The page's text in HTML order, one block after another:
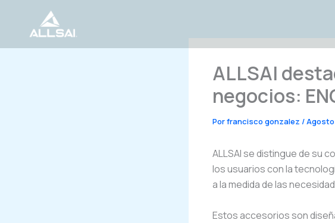
contenido
ALLSAI
negocios:
Porfrancisco gonzalez /Agosto
ALLSAI se distingue de su
los usuarios con la
a la medida de las
Estos accesorios son